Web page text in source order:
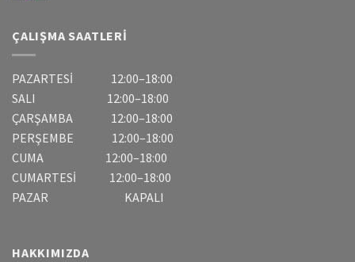
ÇALIŞMA SAATLERI
PAZARTESİ 12:00–18:00
SALI 12:00–18:00
ÇARŞAMBA 12:00–18:00
PERŞEMBE 12:00–18:00
CUMA 12:00–18:00
CUMARTESİ 12:00–18:00
PAZAR KAPALI
HAKKIMIZDA